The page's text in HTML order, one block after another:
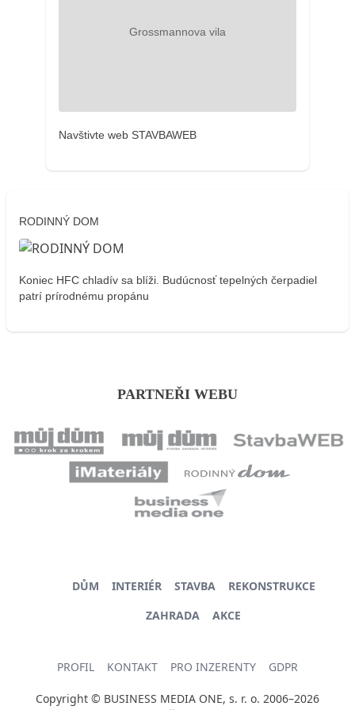
Navštivte web STAVBAWEB
RODINNÝ DOM
Koniec HFC chladív sa blíži. Budúcnosť tepelných čerpadiel
patrí prírodnému propánu
PARTNEŘI WEBU
DŮM INTERIÉR STAVBA
REKONSTRUKCE
ZAHRADA
AKCE
PROFIL KONTAKT PRO INZERENTY GDPR
Copyright © BUSINESS MEDIA ONE, s. r. o. 2006–2026